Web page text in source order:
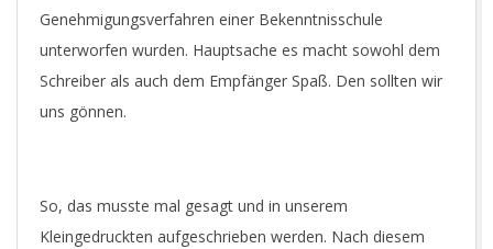
Genehmigungsverfahren einer Bekenntnisschule
unterworfen wurden. Hauptsache es macht sowohl dem
Schreiber als auch dem Empfänger Spaß. Den sollten wir
uns gönnen.
So, das musste mal gesagt und in unserem
Kleingedruckten aufgeschrieben werden. Nach diesem